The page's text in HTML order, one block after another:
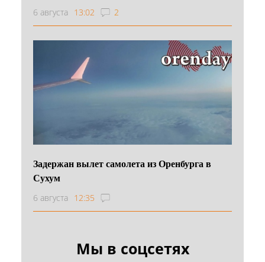
6 августа 13:02 2
Задержан вылет самолета из Оренбурга в
Сухум
6 августа 12:35
Мы в соцсетях